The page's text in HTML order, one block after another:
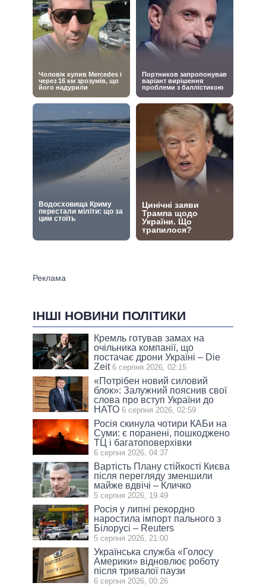
ІНШІ НОВИНИ ПОЛІТИКИ
Кремль готував замах на
очільника компанії, що
постачає дрони Україні – Die
Zeit 6 серпня 2026, 02:15
«Потрібен новий силовий
блок»: Залужний пояснив свої
слова про вступ України до
НАТО 6 серпня 2026, 02:59
Росія скинула чотири КАБи на
Суми: є поранені, пошкоджено
ТЦ і багатоповерхівки
6 серпня 2026, 04:37
Вартість Плану стійкості Києва
після перегляду зменшили
майже вдвічі – Кличко
5 серпня 2026, 19:49
Росія у липні рекордно
наростила імпорт пального з
Білорусі – Reuters
5 серпня 2026, 21:00
Українська служба «Голосу
Америки» відновлює роботу
після тривалої паузи
6 серпня 2026, 00:26